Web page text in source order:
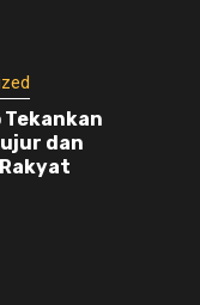
Tekankan
dan